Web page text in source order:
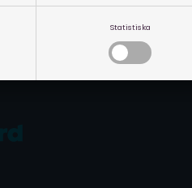
Statistiska